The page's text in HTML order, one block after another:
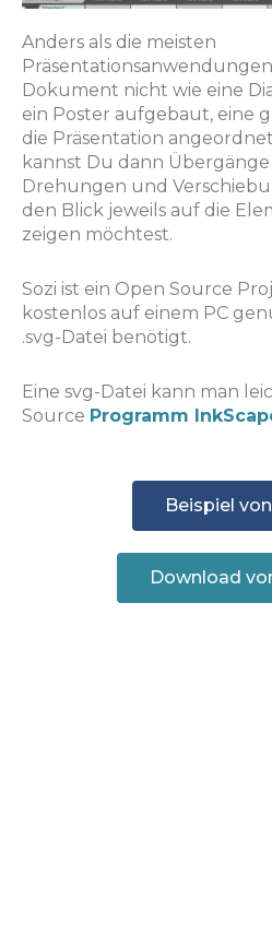
Anders als die meisten
Präsentationsanwendungen
Dokument nicht wie eine
ein Poster aufgebaut, eine
die Präsentation
kannst Du dann Übergänge
Drehungen und
den Blick jeweils auf die
zeigen möchtest.
Sozi ist ein Open Source
kostenlos auf einem PC
.svg-Datei benötigt.
Eine svg-Datei kann man
Source Programm
Beispiel
Download